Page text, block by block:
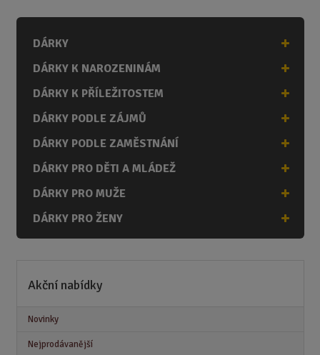
DÁRKY
DÁRKY K NAROZENINÁM
DÁRKY K PŘÍLEŽITOSTEM
DÁRKY PODLE ZÁJMŮ
DÁRKY PODLE ZAMĚSTNÁNÍ
DÁRKY PRO DĚTI A MLÁDEŽ
DÁRKY PRO MUŽE
DÁRKY PRO ŽENY
Akční nabídky
Novinky
Nejprodávanější